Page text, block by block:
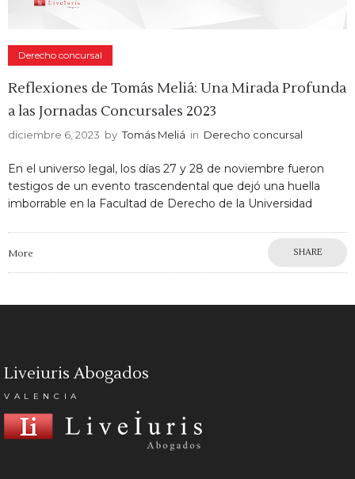
Derecho concursal
Reflexiones de Tomás Meliá: Una Mirada Profunda
a las Jornadas Concursales 2023
diciembre 6, 2023 by Tomás Meliá in Derecho concursal
En el universo legal, los días 27 y 28 de noviembre fueron
testigos de un evento trascendental que dejó una huella
imborrable en la Facultad de Derecho de la Universidad
More SHARE
Liveiuris Abogados
VALENCIA